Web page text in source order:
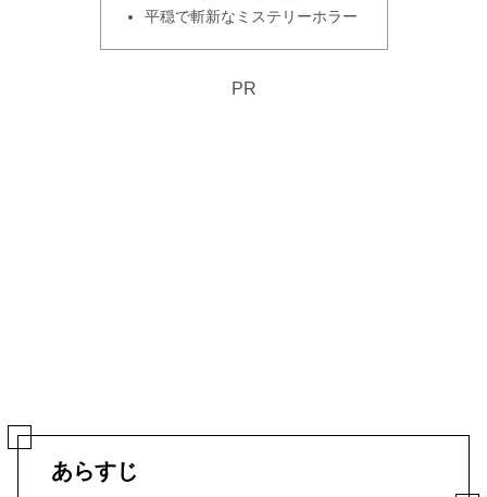
平穏で斬新なミステリーホラー
PR
あらすじ